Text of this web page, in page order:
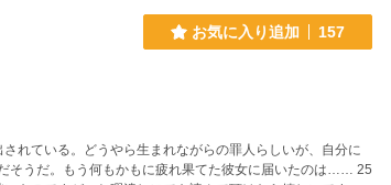
お気に入り追加 157
れている。どうやら生まれながらの罪人らしいが、自分に
うだ。もう何もかもに疲れ果てた彼女に届いたのは…… 25